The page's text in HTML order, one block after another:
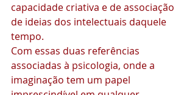
capacidade criativa e de associação
de ideias dos intelectuais daquele
tempo.
Com essas duas referências
associadas à psicologia, onde a
imaginação tem um papel